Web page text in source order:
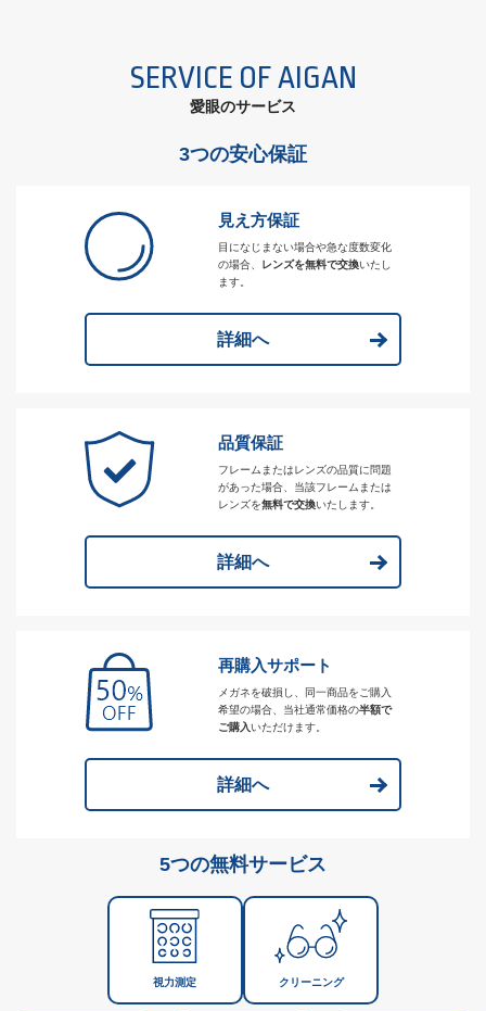
SERVICE OF AIGAN
愛眼のサービス
3つの安心保証
見え方保証
目になじまない場合や急な度数変化
の場合、
レンズを無料で交換いたし
ます。
詳細へ
品質保証
フレームまたはレンズの品質に問題
があった場合、当該フレームまたは
レンズを無料で交換いたします。
詳細へ
再購入サポート
メガネを破損し、同一商品をご購入
希望の場合、当社通常価格の半額で
ご購入いただけます。
詳細へ
5つの無料サービス
視力測定 クリーニング